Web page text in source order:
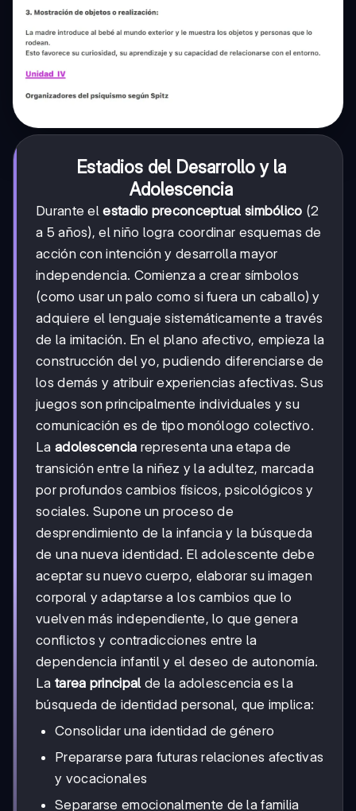
Estadios del Desarrollo y la
Adolescencia
Durante elestadio preconceptual simbólico (2
a 5 años), el niño logra coordinar esquemas de
acción con intención y desarrolla mayor
independencia. Comienza a crear símbolos
(como usar un palo como si fuera un caballo) y
adquiere el lenguaje sistemáticamente a través
de la imitación. En el plano afectivo, empieza la
construcción del yo, pudiendo diferenciarse de
los demás y atribuir experiencias afectivas. Sus
juegos son principalmente individuales y su
comunicación es de tipo monólogo colectivo.
La adolescencia representa una etapa de
transición entre la niñez y la adultez, marcada
por profundos cambios físicos, psicológicos y
sociales. Supone un proceso de
desprendimiento de la infancia y la búsqueda
de una nueva identidad. El adolescente debe
aceptar su nuevo cuerpo, elaborar su imagen
corporal y adaptarse a los cambios que lo
vuelven más independiente, lo que genera
conflictos y contradicciones entre la
dependencia infantil y el deseo de autonomía.
La tarea principal de la adolescencia es la
búsqueda de identidad personal, que implica:
Consolidar una identidad de género
Prepararse para futuras relaciones afectivas
y vocacionales
Separarse emocionalmente de la familia